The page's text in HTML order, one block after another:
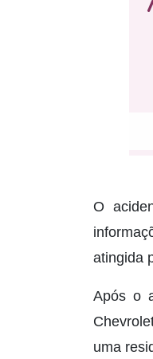
O
atingida
Após o
uma